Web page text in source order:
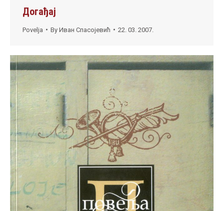
Догађај
Povelja By Иван Спасојевић 22. 03. 2007.